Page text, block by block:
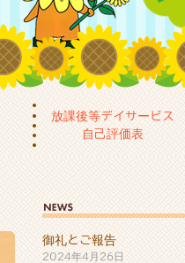
放課後等デイサービス
自己評価表
御礼とご報告
2024年4月26日